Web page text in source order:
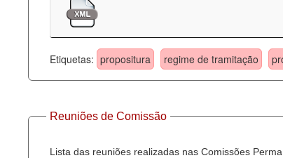
Etiquetas: propositura regime de tramitação
Reuniões de Comissão
Lista das reuniões realizadas nas Comissões